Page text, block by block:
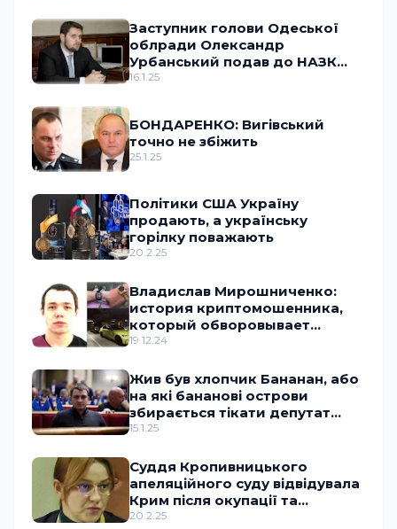
Заступник голови Одеської
облради Олександр
Урбанський подав до НАЗК
документ з ознаками підробки
16.1.25
БОНДАРЕНКО: Вигівський
точно не збіжить
25.1.25
Політики США Україну
продають, а українську
горілку поважають
20.2.25
Владислав Мирошниченко:
история криптомошенника,
который обворовывает
украинское государство
19.12.24
Жив був хлопчик Бананан, або
на які бананові острови
збирається тікати депутат
Ананченко
15.1.25
Суддя Кропивницького
апеляційного суду відвідувала
Крим після окупації та
працювала з ворожими
20.2.25